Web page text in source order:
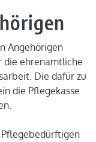
Angehörigen
die ehrenamtliche
Die dafür zu
die Pflegekasse
Pflegebedürftigen